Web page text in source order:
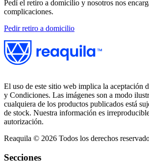
Pedí el retiro a domicilio y nosotros nos
complicaciones.
Pedir retiro a domicilio
El uso de este sitio web implica la aceptación
y Condiciones. Las imágenes son a modo
cualquiera de los productos publicados está
de stock. Nuestra información es
autorización.
Reaquila © 2026 Todos los derechos
Secciones